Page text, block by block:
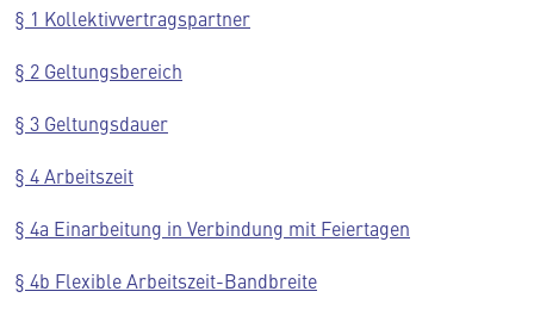
§ 1 Kollektivvertragspartner
§ 2 Geltungsbereich
§ 3 Geltungsdauer
§ 4 Arbeitszeit
§ 4a Einarbeitung in Verbindung mit Feiertagen
§ 4b Flexible Arbeitszeit-Bandbreite